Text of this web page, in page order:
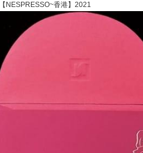
【NESPRESSO~香港】2021